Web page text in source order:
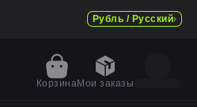
Рубль / Русский
КорзинаМои заказы